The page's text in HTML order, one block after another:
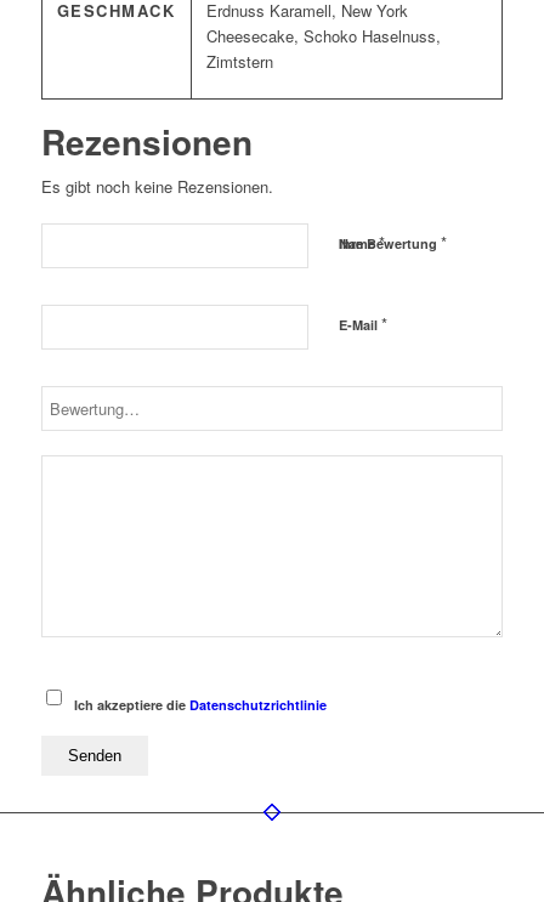
GESCHMACK
Erdnuss Karamell, New York
Cheesecake, Schoko Haselnuss,
Zimtstern
Rezensionen
Es gibt noch keine Rezensionen.
Name*
E-Mail *
Ihre Bewertung *
Ich akzeptiere dieDatenschutzrichtlinie
Ähnliche Produkte